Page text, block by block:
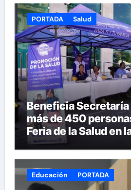
PORTADA Salud
Beneficia Secretaría
más de 450
Feria de la Salud en
Armas
Educación PORTADA